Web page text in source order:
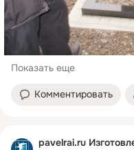
Показать еще
Комментировать
pavelrai.ru